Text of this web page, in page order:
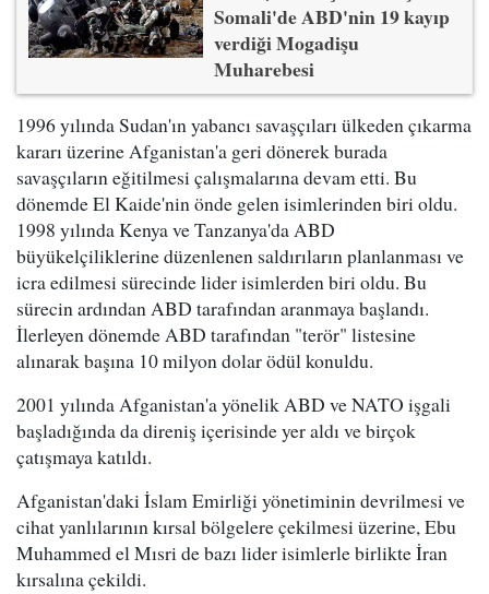
Somali'de ABD'nin 19 kayıp
verdiği Mogadişu
Muharebesi
1996 yılında Sudan'ın yabancı savaşçıları ülkeden çıkarma
kararı üzerine Afganistan'a geri dönerek burada
savaşçıların eğitilmesi çalışmalarına devam etti. Bu
dönemde El Kaide'nin önde gelen isimlerinden biri oldu.
1998 yılında Kenya ve Tanzanya'da ABD
büyükelçiliklerine düzenlenen saldırıların planlanması ve
icra edilmesi sürecinde lider isimlerden biri oldu. Bu
sürecin ardından ABD tarafından aranmaya başlandı.
İlerleyen dönemde ABD tarafından "terör" listesine
alınarak başına 10 milyon dolar ödül konuldu.
2001 yılında Afganistan'a yönelik ABD ve NATO işgali
başladığında da direniş içerisinde yer aldı ve birçok
çatışmaya katıldı.
Afganistan'daki İslam Emirliği yönetiminin devrilmesi ve
cihat yanlılarının kırsal bölgelere çekilmesi üzerine, Ebu
Muhammed el Mısri de bazı lider isimlerle birlikte İran
kırsalına çekildi.